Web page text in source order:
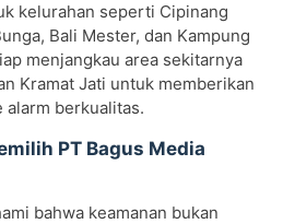
kelurahan seperti Cipinang
Bali Mester, dan Kampung
menjangkau area sekitarnya
Kramat Jati untuk memberikan
alarm berkualitas.
PT Bagus Media
bahwa keamanan bukan